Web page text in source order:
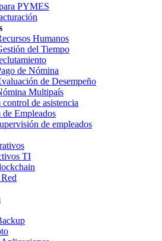
PYMES
Humanos
del Tiempo
de Nómina
de Desempeño
Multipaís
de asistencia
Empleados
de empleados
TI